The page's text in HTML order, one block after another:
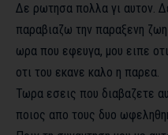
Δε ρωτησα πολλα γι αυτον.
παραβιαζω την παραξενη ζωη
ωρα που εφευγα, μου ειπε
οτι του εκανε καλο η παρεα.
Τωρα εσεις που διαβαζετε
ποιος απο τους δυο